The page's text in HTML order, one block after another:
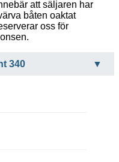
att säljaren har
båten oaktat
oss för
340